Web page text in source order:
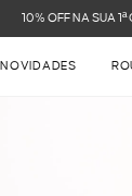
FRETE
NOVIDADES